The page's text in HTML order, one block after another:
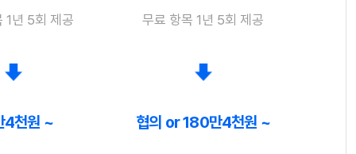
1년 5회 제공 무료 항목 1년 5회 제공
천원 ~ 협의 or 180만4천원 ~